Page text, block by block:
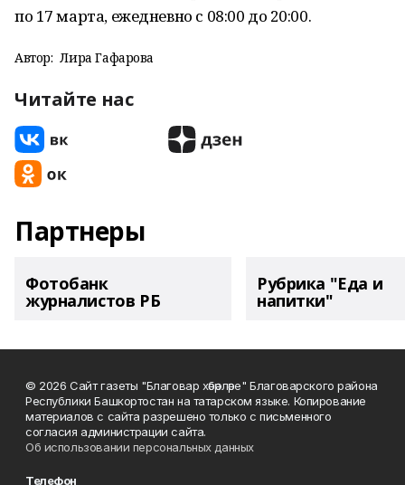
по 17 марта, ежедневно с 08:00 до 20:00.
Автор: Лира Гафарова
Читайте нас
Партнеры
Фотобанк
журналистов РБ
Рубрика "Еда и
напитки"
© 2026 Сайт газеты "Благовар хәбәрләре" Благоварского района
Республики Башкортостан на татарском языке. Копирование
материалов с сайта разрешено только с письменного
согласия администрации сайта.
Об использовании персональных данных
Телефон